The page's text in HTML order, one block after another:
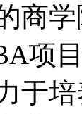
商
项
于